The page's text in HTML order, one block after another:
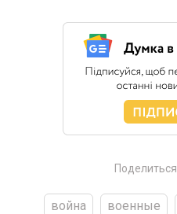
Поделиться
война военные